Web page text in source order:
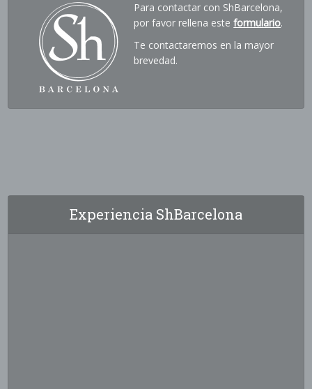
Para contactar con ShBarcelona,
por favor rellena esteformulario.
Te contactaremos en la mayor
brevedad.
Experiencia ShBarcelona